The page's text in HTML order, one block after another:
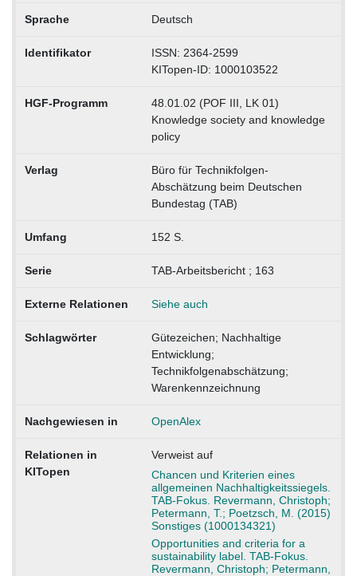
Sprache Deutsch
Identifikator
ISSN: 2364-2599
KITopen-ID: 1000103522
HGF-Programm
48.01.02 (POF III, LK 01)
Knowledge society and knowledge
policy
Verlag
Büro für Technikfolgen-
Abschätzung beim Deutschen
Bundestag (TAB)
Umfang 152 S.
Serie TAB-Arbeitsbericht ; 163
Externe Relationen Siehe auch
Schlagwörter
Gütezeichen; Nachhaltige
Entwicklung;
Technikfolgenabschätzung;
Warenkennzeichnung
Nachgewiesen in OpenAlex
Relationen in
KITopen
Verweist auf
Chancen und Kriterien eines
allgemeinen Nachhaltigkeitssiegels.
TAB-Fokus. Revermann, Christoph;
Petermann, T.; Poetzsch, M. (2015)
Sonstiges (1000134321)
Opportunities and criteria for a
sustainability label. TAB-Fokus.
Revermann, Christoph; Petermann,